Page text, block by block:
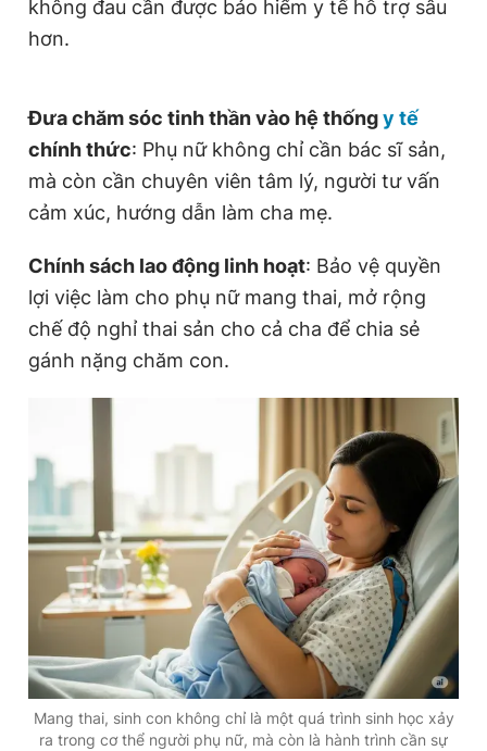
không đau cần được bảo hiểm y tế hỗ trợ sâu
hơn.
Đưa chăm sóc tinh thần vào hệ thốngy tế
chính thức: Phụ nữ không chỉ cần bác sĩ sản,
mà còn cần chuyên viên tâm lý, người tư vấn
cảm xúc, hướng dẫn làm cha mẹ.
Chính sách lao động linh hoạt: Bảo vệ quyền
lợi việc làm cho phụ nữ mang thai, mở rộng
chế độ nghỉ thai sản cho cả cha để chia sẻ
gánh nặng chăm con.
Mang thai, sinh con không chỉ là một quá trình sinh học xảy
ra trong cơ thể người phụ nữ, mà còn là hành trình cần sự